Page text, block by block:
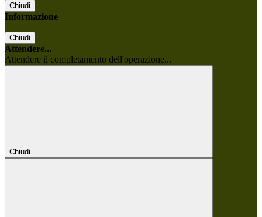
Chiudi
Informazione
Chiudi
Attendere...
Attendere il completamento dell'operazione...
Chiudi